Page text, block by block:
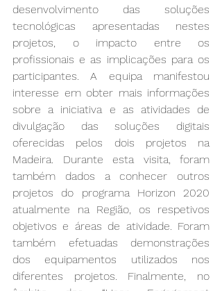
desenvolvimento das soluções
tecnológicas apresentadas nestes
projetos, o impacto entre os
profissionais e as implicações para os
participantes. A equipa manifestou
interesse em obter mais informações
sobre a iniciativa e as atividades de
divulgação das soluções digitais
oferecidas pelos dois projetos na
Madeira. Durante esta visita, foram
também dados a conhecer outros
projetos do programa Horizon 2020
atualmente na Região, os respetivos
objetivos e áreas de atividade. Foram
também efetuadas demonstrações
dos equipamentos utilizados nos
diferentes projetos. Finalmente, no